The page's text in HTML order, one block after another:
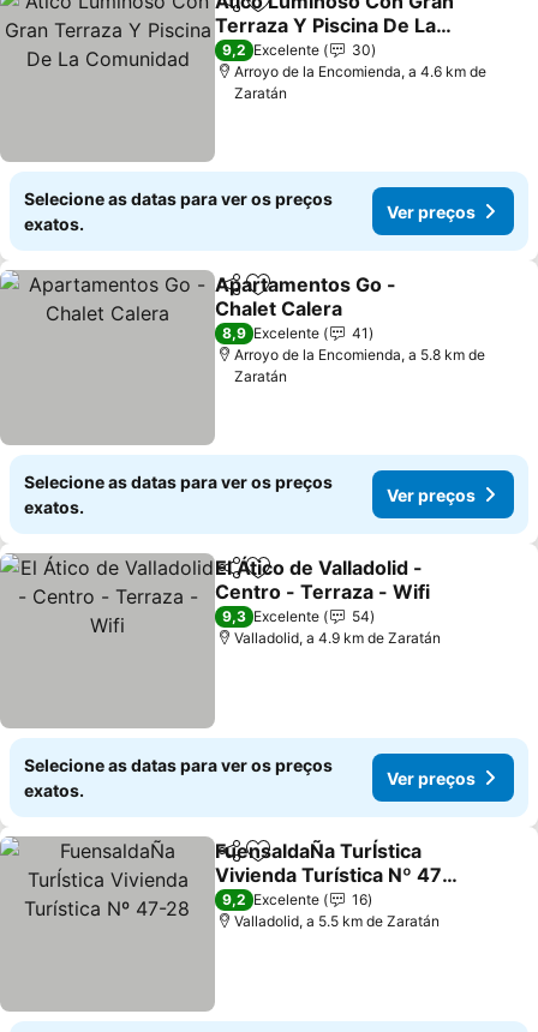
PartilharAdicionar aos favoritos
Terraza Y Piscina De La
Comunidad
9,2 Excelente
30
Arroyo de la Encomienda, a 4.6 km de
Zaratán
Selecione as datas para ver os preços
exatos.
Ver preços
PartilharAdicionar aos favoritos
Apartamentos Go -
Chalet Calera
8,9 Excelente
41
Arroyo de la Encomienda, a 5.8 km de
Zaratán
Selecione as datas para ver os preços
exatos.
Ver preços
PartilharAdicionar aos favoritos
El Ático de Valladolid -
Centro - Terraza - Wifi
9,3 Excelente
54
Valladolid, a 4.9 km de Zaratán
Selecione as datas para ver os preços
exatos.
Ver preços
PartilharAdicionar aos favoritos
FuensaldaÑa TurÍstica
Vivienda Turística Nº 47-
28
9,2 Excelente
16
Valladolid, a 5.5 km de Zaratán